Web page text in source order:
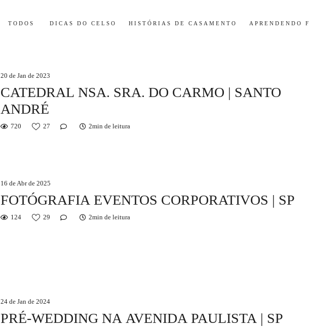
TODOS DICAS DO CELSO HISTÓRIAS DE CASAMENTO APRENDENDO
20 de Jan de 2023
CATEDRAL NSA. SRA. DO CARMO | SANTO
ANDRÉ
720 27 2min de leitura
16 de Abr de 2025
FOTÓGRAFIA EVENTOS CORPORATIVOS | SP
124 29 2min de leitura
24 de Jan de 2024
PRÉ-WEDDING NA AVENIDA PAULISTA | SP